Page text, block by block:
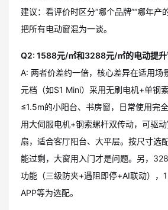
建议：看评价时区分“哪个品牌”“哪年产
把所有电动窗混为一谈。
Q2: 1588元/㎡和3288元/㎡的电动提升
A: 两者价差约一倍，核心差异在适用场
元档（如S1 Mini）采用无刷电机+单钢
≤1.5m的小阳台、书房窗，日常使用完
用大伺服电机+钢索螺杆双传动，可驱
扇，适合客厅阳台、大平层。按尺寸选
能过剩，大窗用入门才是问题。另，
功能（三级防夹+遇阻即停+AI联动），
APP等为选配。